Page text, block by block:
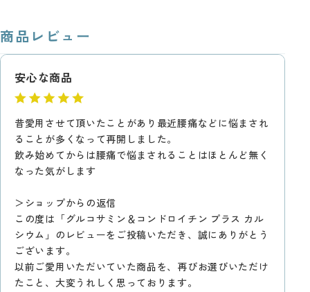
商品レビュー
安心な商品
昔愛用させて頂いたことがあり最近腰痛などに悩まされ
ることが多くなって再開しました。
飲み始めてからは腰痛で悩まされることはほとんど無く
なった気がします
＞ショップからの返信
この度は「グルコサミン＆コンドロイチン プラス カル
シウム」のレビューをご投稿いただき、誠にありがとう
ございます。
以前ご愛用いただいていた商品を、再びお選びいただけ
たこと、大変うれしく思っております。